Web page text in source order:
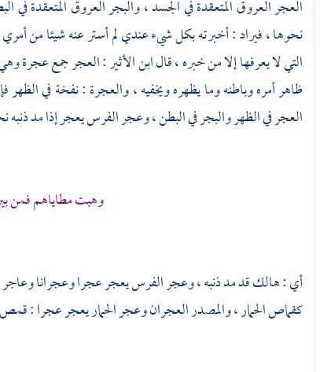
العجر العروق المتعقدة في الجسد ، والبجر العروق المتعقدة في
نحوها ، فيراد : أخبرته بكل شيء عندي لم أستر عنه شيئا من
التي لا يعرفها إلا من خبره ، قالابن الأثير: العجر جمع عجرة
ظاهر أمره وباطنه وما يظهره ويخفيه ، والعجرة : نفخة في الظهر
العجر في الظهر والبجر في البطن ، وعجر الفرس يعجر إذا مد
وهبت مطاياهم فمن
أي : هالك قد مد ذنبه ، وعجر الفرس يعجر عجرا وعجرانا
كقماص الحمار ، والمصدر العجران وعجر الحمار يعجر عجرا :